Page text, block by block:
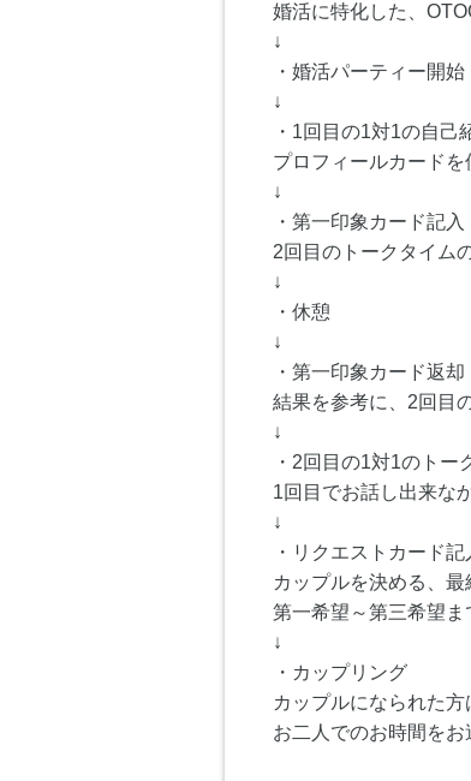
婚活に特化した、
↓
・婚活パーティー開始
↓
・1回目の1対1の自己
プロフィールカードを
↓
・第一印象カード記入
2回目のトークタイム
↓
・休憩
↓
・第一印象カード返却
結果を参考に、2回目
↓
・2回目の1対1のトー
1回目でお話し出来な
↓
・リクエストカード記
カップルを決める、最
第一希望～第三希望ま
↓
・カップリング
カップルになられた
お二人でのお時間をお